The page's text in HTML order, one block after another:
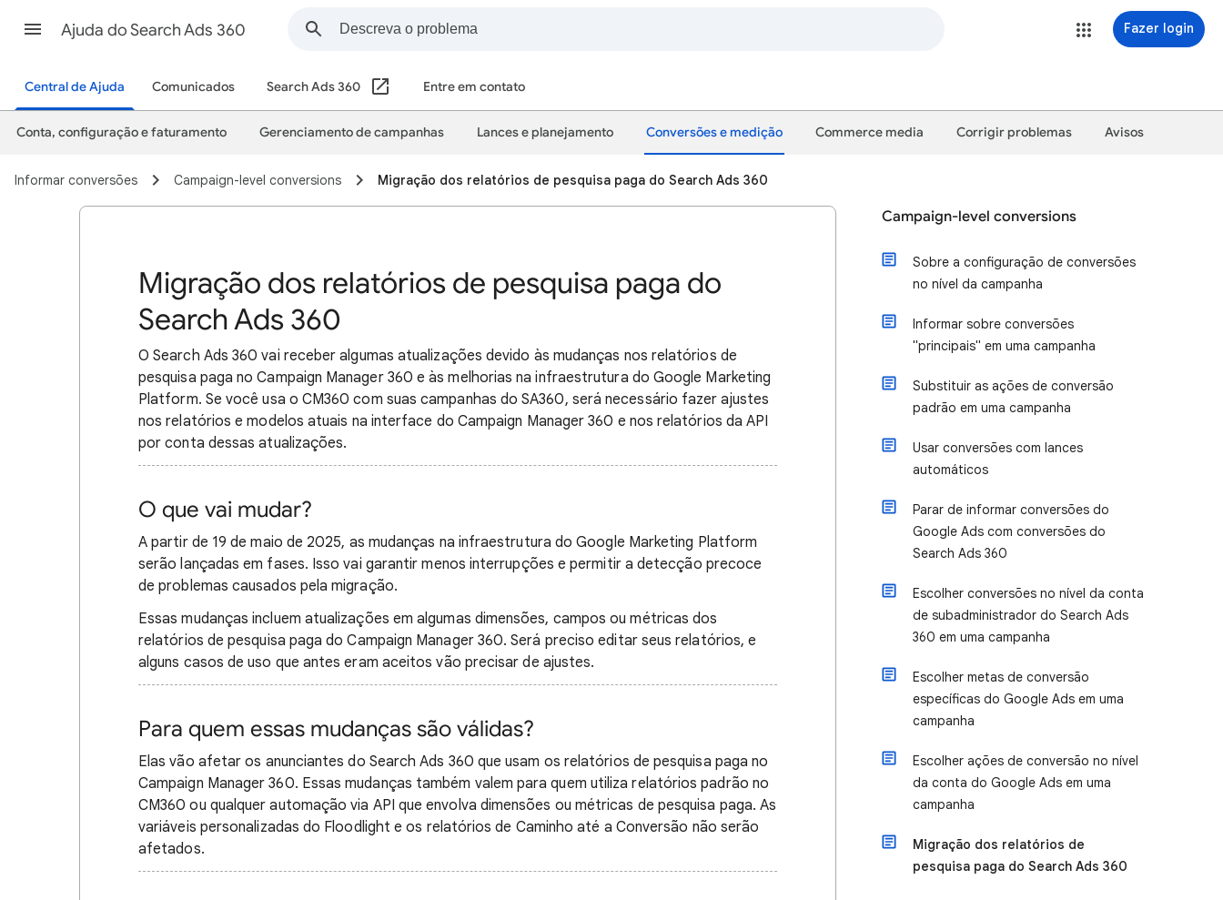
Ajuda do Search Ads 360 Fazer login
Central de Ajuda Comunicados Search Ads 360 Entre em contato
Conta, configuração e faturamento Gerenciamento de campanhas Lances e planejamento Conversões e medição Commerce media Corrigir problemas Avisos
Informar conversões Campaign-level conversions Migração dos relatórios de pesquisa paga do Search Ads 360
Migração dos relatórios de pesquisa paga do
Search Ads 360
O Search Ads 360 vai receber algumas atualizações devido às mudanças nos relatórios de
pesquisa paga no Campaign Manager 360 e às melhorias na infraestrutura do Google Marketing
Platform. Se você usa o CM360 com suas campanhas do SA360, será necessário fazer ajustes
nos relatórios e modelos atuais na interface do Campaign Manager 360 e nos relatórios da API
por conta dessas atualizações.
O que vai mudar?
A partir de 19 de maio de 2025, as mudanças na infraestrutura do Google Marketing Platform
serão lançadas em fases. Isso vai garantir menos interrupções e permitir a detecção precoce
de problemas causados pela migração.
Essas mudanças incluem atualizações em algumas dimensões, campos ou métricas dos
relatórios de pesquisa paga do Campaign Manager 360. Será preciso editar seus relatórios, e
alguns casos de uso que antes eram aceitos vão precisar de ajustes.
Para quem essas mudanças são válidas?
Elas vão afetar os anunciantes do Search Ads 360 que usam os relatórios de pesquisa paga no
Campaign Manager 360. Essas mudanças também valem para quem utiliza relatórios padrão no
CM360 ou qualquer automação via API que envolva dimensões ou métricas de pesquisa paga. As
variáveis personalizadas do Floodlight e os relatórios de Caminho até a Conversão não serão
afetados.
Campaign-level conversions
Sobre a configuração de conversões
no nível da campanha
Informar sobre conversões
"principais" em uma campanha
Substituir as ações de conversão
padrão em uma campanha
Usar conversões com lances
automáticos
Parar de informar conversões do
Google Ads com conversões do
Search Ads 360
Escolher conversões no nível da conta
de subadministrador do Search Ads
360 em uma campanha
Escolher metas de conversão
específicas do Google Ads em uma
campanha
Escolher ações de conversão no nível
da conta do Google Ads em uma
campanha
Migração dos relatórios de
pesquisa paga do Search Ads 360